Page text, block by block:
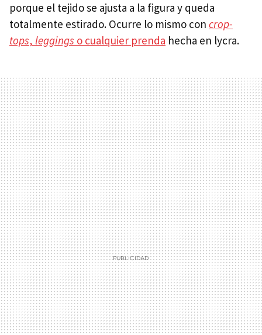
porque el tejido se ajusta a la figura y queda
totalmente estirado. Ocurre lo mismo con crop-
tops, leggings o cualquier prenda hecha en lycra.